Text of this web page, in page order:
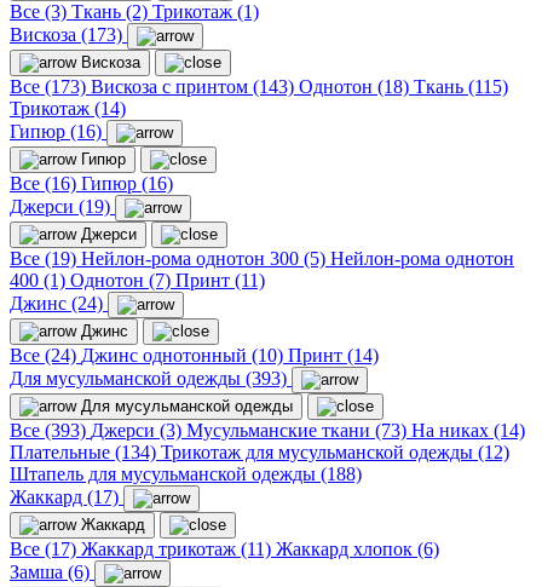
Все (3) Ткань (2) Трикотаж (1)
Вискоза (173)
Вискоза
Все (173) Вискоза с принтом (143) Однотон (18) Ткань (115)
Трикотаж (14)
Гипюр (16)
Гипюр
Все (16) Гипюр (16)
Джерси (19)
Джерси
Все (19) Нейлон-рома однотон 300 (5) Нейлон-рома однотон
400 (1) Однотон (7) Принт (11)
Джинс (24)
Джинс
Все (24) Джинс однотонный (10) Принт (14)
Для мусульманской одежды (393)
Для мусульманской одежды
Все (393) Джерси (3) Мусульманские ткани (73) На никах (14)
Плательные (134) Трикотаж для мусульманской одежды (12)
Штапель для мусульманской одежды (188)
Жаккард (17)
Жаккард
Все (17) Жаккард трикотаж (11) Жаккард хлопок (6)
Замша (6)